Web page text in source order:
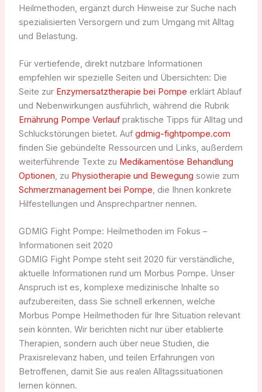
Heilmethoden, ergänzt durch Hinweise zur Suche nach
spezialisierten Versorgern und zum Umgang mit Alltag
und Belastung.
Für vertiefende, direkt nutzbare Informationen
empfehlen wir spezielle Seiten und Übersichten: Die
Seite zur Enzymersatztherapie bei Pompe erklärt Ablauf
und Nebenwirkungen ausführlich, während die Rubrik
Ernährung Pompe Verlaufpraktische Tipps für Alltag und
Schluckstörungen bietet. Auf gdmig-fightpompe.com
finden Sie gebündelte Ressourcen und Links, außerdem
weiterführende Texte zu Medikamentöse Behandlung
Optionen, zu Physiotherapie und Bewegung sowie zum
Schmerzmanagement bei Pompe, die Ihnen konkrete
Hilfestellungen und Ansprechpartner nennen.
GDMIG Fight Pompe: Heilmethoden im Fokus –
Informationen seit 2020
GDMIG Fight Pompe steht seit 2020 für verständliche,
aktuelle Informationen rund um Morbus Pompe. Unser
Anspruch ist es, komplexe medizinische Inhalte so
aufzubereiten, dass Sie schnell erkennen, welche
Morbus Pompe Heilmethoden für Ihre Situation relevant
sein könnten. Wir berichten nicht nur über etablierte
Therapien, sondern auch über neue Studien, die
Praxisrelevanz haben, und teilen Erfahrungen von
Betroffenen, damit Sie aus realen Alltagssituationen
lernen können.